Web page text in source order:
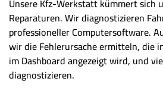
Unsere Kfz-Werkstatt kümmert sich
Reparaturen. Wir diagnostizieren
professioneller Computersoftware.
wir die Fehlerursache ermitteln, die
im Dashboard angezeigt wird, und
diagnostizieren.